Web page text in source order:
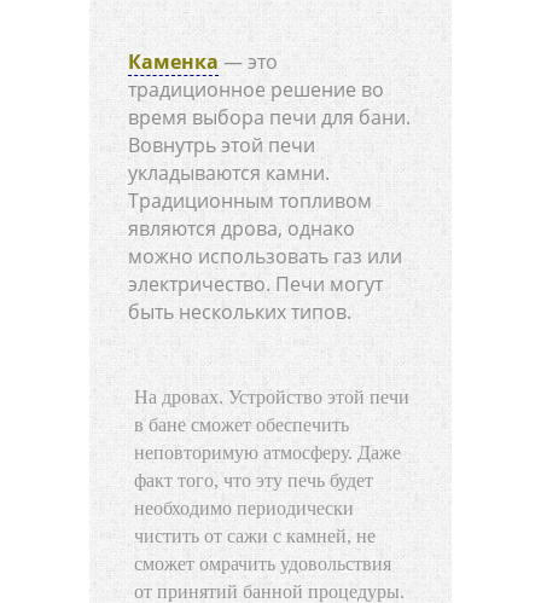
Каменка — это
традиционное решение во
время выбора печи для бани.
Вовнутрь этой печи
укладываются камни.
Традиционным топливом
являются дрова, однако
можно использовать газ или
электричество. Печи могут
быть нескольких типов.
На дровах. Устройство этой печи
в бане сможет обеспечить
неповторимую атмосферу. Даже
факт того, что эту печь будет
необходимо периодически
чистить от сажи с камней, не
сможет омрачить удовольствия
от принятий банной процедуры.